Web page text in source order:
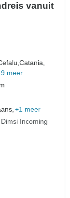
vanuit
Catania,
meer
+1 meer
Incoming